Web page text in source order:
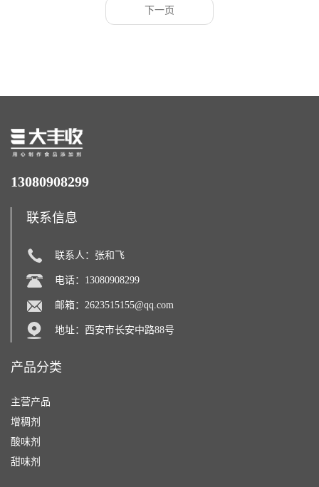
下一页
13080908299
联系信息
联系人：张和飞
电话：13080908299
邮箱： 2623515155@qq.com
地址：西安市长安中路88号
产品分类
主营产品
增稠剂
酸味剂
甜味剂